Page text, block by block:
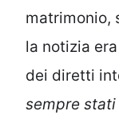
matrimonio,
la notizia
dei diretti
sempre